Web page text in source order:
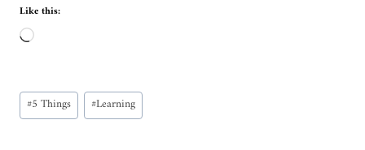
Like this:
L
d
i
Post
Tags:
#5 Things #Learning